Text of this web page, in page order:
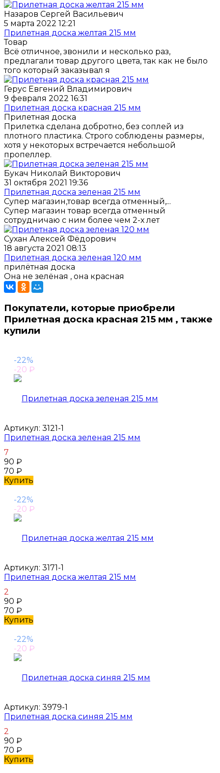
Назаров Сергей Васильевич
5 марта 2022 12:21
Прилетная доска желтая 215 мм
Товар
Всё отличное, звонили и несколько раз,
предлагали товар другого цвета, так как не было
того который заказывал я
Герус Евгений Владимирович
9 февраля 2022 16:31
Прилетная доска красная 215 мм
Прилетная доска
Прилетка сделана добротно, без соплей из
плотного пластика. Строго соблюдены размеры,
хотя у некоторых встречается небольшой
пропеллер.
Букач Николай Викторович
31 октября 2021 19:36
Прилетная доска зеленая 215 мм
Супер магазин,товар всегда отменный,...
Супер магазин товар всегда отменный
сотрудничаю с ним более чем 2-х лет
Сухан Алексей Фёдорович
18 августа 2021 08:13
Прилетная доска зеленая 120 мм
прилётная доска
Она не зелёная , она красная
Покупатели, которые приобрели
Прилетная доска красная 215 мм , также
купили
-22%
-20 ₽
Артикул: 3121-1
Прилетная доска зеленая 215 мм
7
90 ₽
70 ₽
Купить
-22%
-20 ₽
Артикул: 3171-1
Прилетная доска желтая 215 мм
2
90 ₽
70 ₽
Купить
-22%
-20 ₽
Артикул: 3979-1
Прилетная доска синяя 215 мм
2
90 ₽
70 ₽
Купить